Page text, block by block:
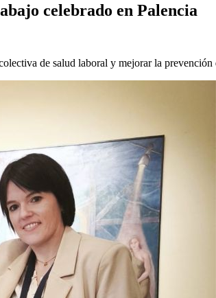
celebrado en Palencia
de salud laboral y mejorar la prevención